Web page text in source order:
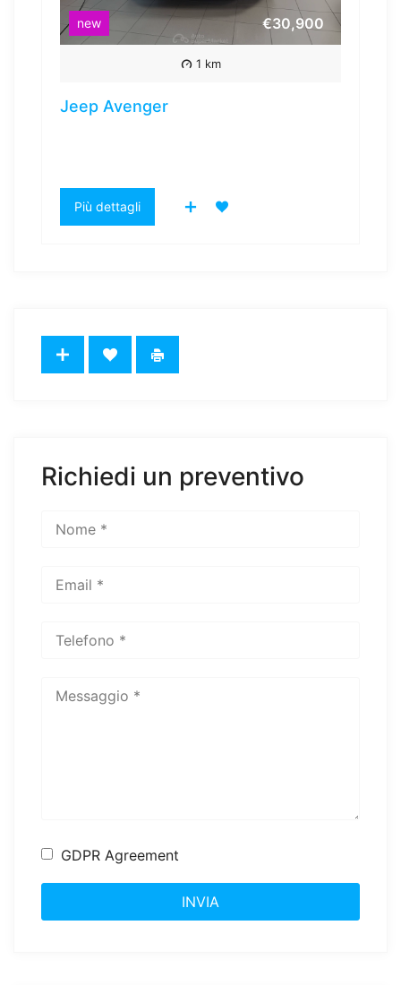
new €30,900
1 km
Jeep Avenger
Più dettagli
Richiedi un preventivo
GDPR Agreement
INVIA